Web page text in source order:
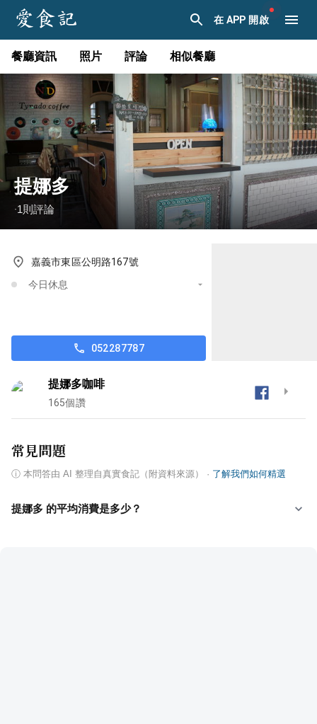
在 APP 開啟
餐廳資訊 照片 評論 相似餐廳
提娜多
·1則評論
嘉義市東區公明路167號
今日休息
052287787
提娜多咖啡
165個讚
常見問題
ⓘ 本問答由 AI 整理自真實食記（附資料來源） · 了解我們如何精選
提娜多 的平均消費是多少？